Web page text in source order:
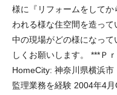
様に『リフォームをして
われる様な住空間を造っ
中の現場がどの様になっ
しくお願いします。 ***Ｐ
HomeCity: 神奈川県横浜
監理業務を経験 2004年4